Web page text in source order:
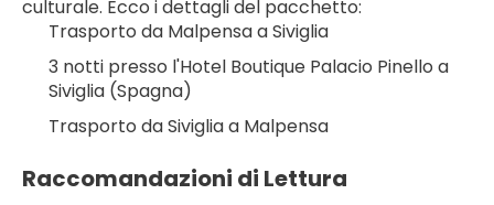
culturale. Ecco i dettagli del pacchetto:
Trasporto da Malpensa a Siviglia
3 notti presso l'Hotel Boutique Palacio Pinello a
Siviglia (Spagna)
Trasporto da Siviglia a Malpensa
Raccomandazioni di Lettura